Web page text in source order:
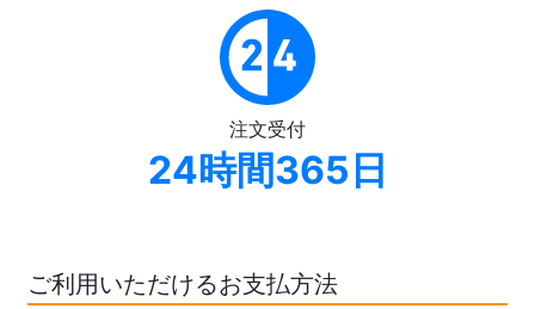
注文受付
24時間365日
ご利用いただけるお支払方法